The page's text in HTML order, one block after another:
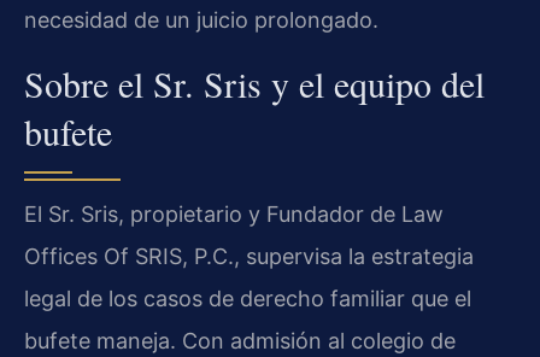
necesidad de un juicio prolongado.
Sobre el Sr. Sris y el equipo del
bufete
El Sr. Sris, propietario y Fundador de Law
Offices Of SRIS, P.C., supervisa la estrategia
legal de los casos de derecho familiar que el
bufete maneja. Con admisión al colegio de